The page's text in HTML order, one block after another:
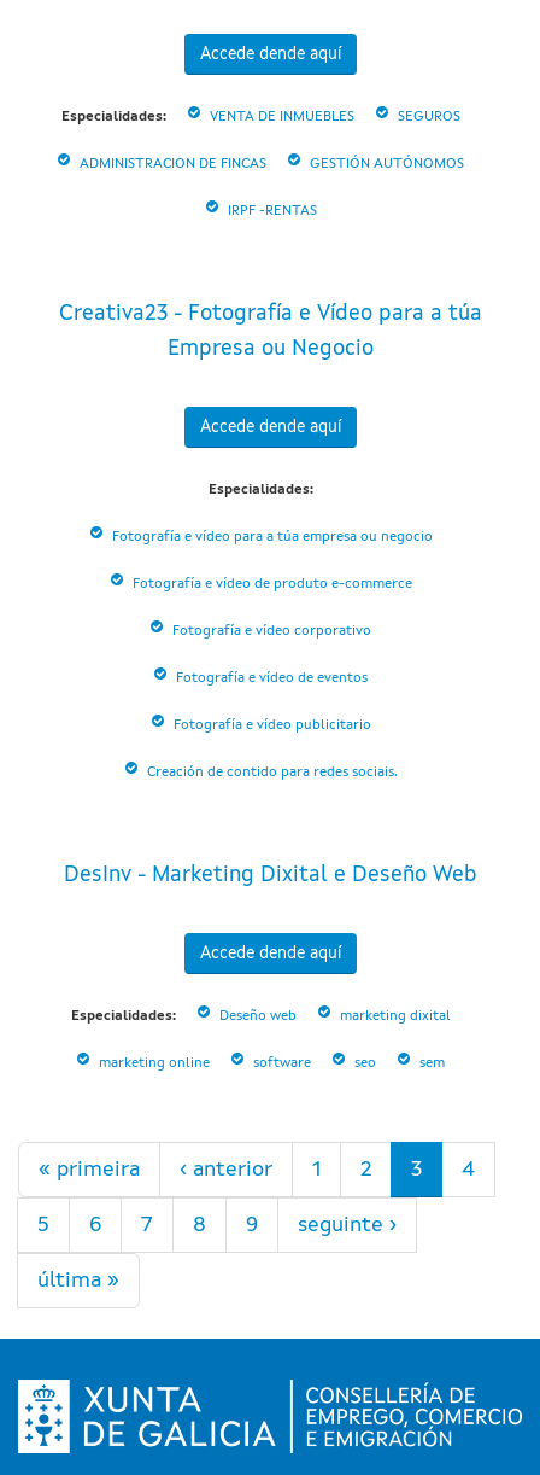
Accede dende aquí
Especialidades: VENTA DE INMUEBLES SEGUROS
ADMINISTRACION DE FINCAS GESTIÓN AUTÓNOMOS
IRPF -RENTAS
Creativa23 - Fotografía e Vídeo para a túa
Empresa ou Negocio
Accede dende aquí
Especialidades:
Fotografía e vídeo para a túa empresa ou negocio
Fotografía e vídeo de produto e-commerce
Fotografía e vídeo corporativo
Fotografía e vídeo de eventos
Fotografía e vídeo publicitario
Creación de contido para redes sociais.
DesInv - Marketing Dixital e Deseño Web
Accede dende aquí
Especialidades: Deseño web marketing dixital
marketing online software seo sem
Páxinas
« primeira ‹ anterior 1 2 3 4
5 6 7 8 9 seguinte ›
última »